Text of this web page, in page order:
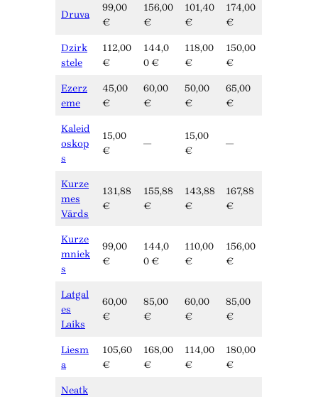
Druva
99,00
€
156,00
€
101,40
€
174,00
€
Dzirk
stele
112,00
€
144,0
0 €
118,00
€
150,00
€
Ezerz
eme
45,00
€
60,00
€
50,00
€
65,00
€
Kaleid
oskop
s
15,00
€
—
15,00
€
—
Kurze
mes
Vārds
131,88
€
155,88
€
143,88
€
167,88
€
Kurze
mniek
s
99,00
€
144,0
0 €
110,00
€
156,00
€
Latgal
es
Laiks
60,00
€
85,00
€
60,00
€
85,00
€
Liesm
a
105,60
€
168,00
€
114,00
€
180,00
€
Neatk